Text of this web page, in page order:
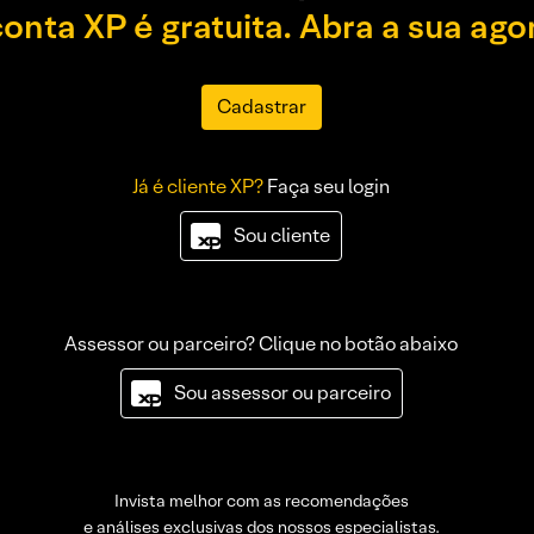
XP é gratuita. Abra a sua
Cadastrar
Já é cliente XP?Faça seu login
Sou cliente
Assessor ou parceiro? Clique no botão abaixo
Sou assessor ou parceiro
Invista melhor com as recomendações
e análises exclusivas dos nossos especialistas.